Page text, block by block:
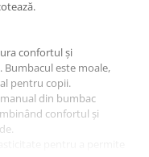
confortul și
este moale,
pentru copii.
din bumbac
confortul și